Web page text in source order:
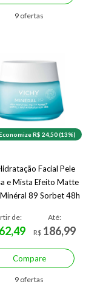
9 ofertas
R$ 24,50 (13%)
Facial Pele
e Mista Efeito Matte
89 Sorbet 48h
de:
Até:
R$ 186,99
Compare
9 ofertas